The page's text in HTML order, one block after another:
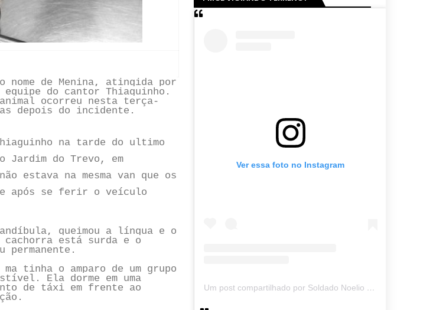
nome de Menina, atingida por
do cantor Thiaguinho.
ocorreu nesta terça-
depois do incidente.
na tarde do ultimo
do Trevo, em
estava na mesma van que os
e após se ferir o veículo
queimou a língua e o
cachorra está surda e o
permanente.
tinha o amparo de um grupo
Ela dorme em uma
de táxi em frente ao
Ver essa foto no Instagram
Um post compartilhado por Soldado Noelio (@soldadonoelio)